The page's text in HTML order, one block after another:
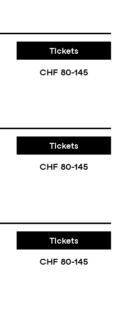
Tickets
CHF 80-145
Tickets
CHF 80-145
Tickets
CHF 80-145